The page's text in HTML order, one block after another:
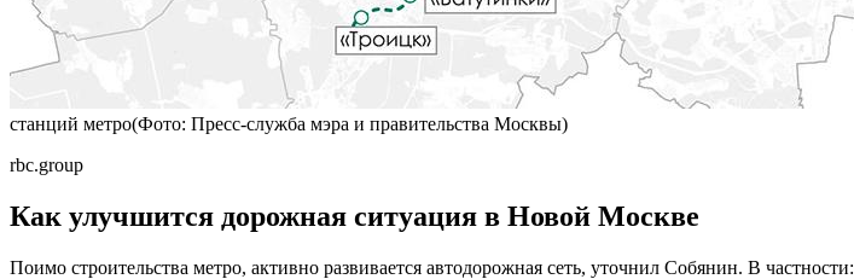
станций метро(Фото: Пресс-служба мэра и правительства Москвы)
rbc.group
Как улучшится дорожная ситуация в Новой Москве
Поимо строительства метро, активно развивается автодорожная сеть, уточнил Собянин. В частности: